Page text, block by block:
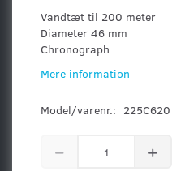
Vandtæt til 200 meter
Diameter 46 mm
Chronograph
Mere information
Model/varenr.: 225C620